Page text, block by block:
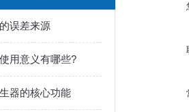
误差来源
用意义有哪些?
器的核心功能